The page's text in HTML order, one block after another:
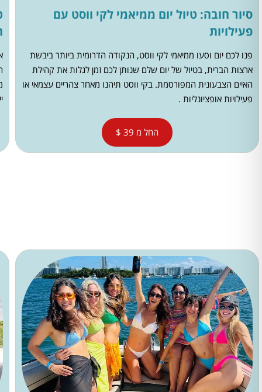
סיור חובה: טיול יום ממיאמי לקי ווסט עם
פעילויות
פנו לכם יום וסעו ממיאמי לקי ווסט, הנקודה הדרומית ביותר ביבשת
ארצות הברית, בטיול של יום שלם שנותן לכם זמן לגלות את קהילת
האיים הצבעונית המפורסמת. בקי ווסט תיהנו מאחר צהריים עצמאי או
פעילויות אופציונליות .
החל מ 39 $